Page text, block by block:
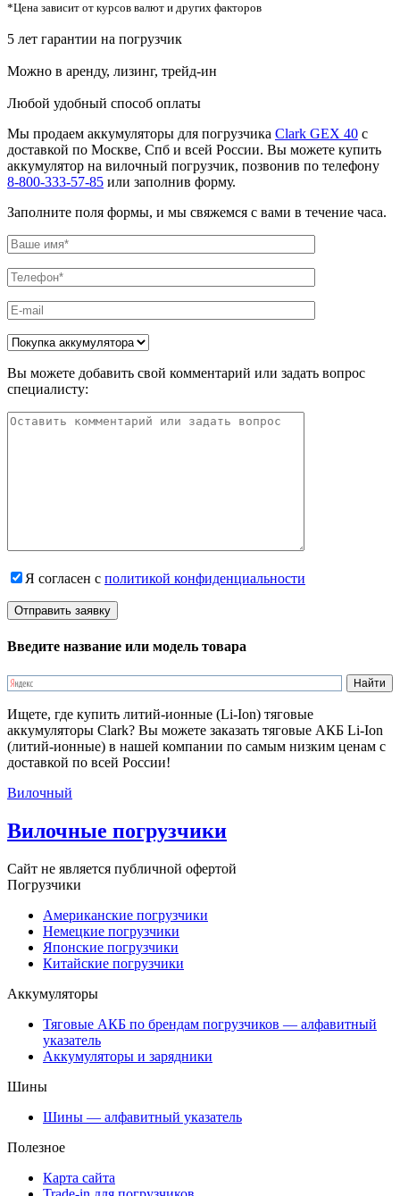
*Цена зависит от курсов валют и других факторов
5 лет гарантии на погрузчик
Можно в аренду, лизинг, трейд-ин
Любой удобный способ оплаты
Мы продаем аккумуляторы для погрузчика Clark GEX 40 с
доставкой по Москве, Спб и всей России. Вы можете купить
аккумулятор на вилочный погрузчик, позвонив по телефону
8-800-333-57-85 или заполнив форму.
Заполните поля формы, и мы свяжемся с вами в течение часа.
Вы можете добавить свой комментарий или задать вопрос
специалисту:
Я согласен с политикой конфиденциальности
Введите название или модель товара
Ищете, где купить литий-ионные (Li-Ion) тяговые
аккумуляторы Clark? Вы можете заказать тяговые АКБ Li-Ion
(литий-ионные) в нашей компании по самым низким ценам с
доставкой по всей России!
Вилочный
Вилочные погрузчики
Сайт не является публичной офертой
Погрузчики
Американские погрузчики
Немецкие погрузчики
Японские погрузчики
Китайские погрузчики
Аккумуляторы
Тяговые АКБ по брендам погрузчиков — алфавитный
указатель
Аккумуляторы и зарядники
Шины
Шины — алфавитный указатель
Полезное
Карта сайта